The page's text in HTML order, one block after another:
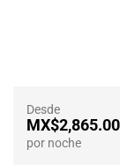
Desde
MX$2,865.00
por noche